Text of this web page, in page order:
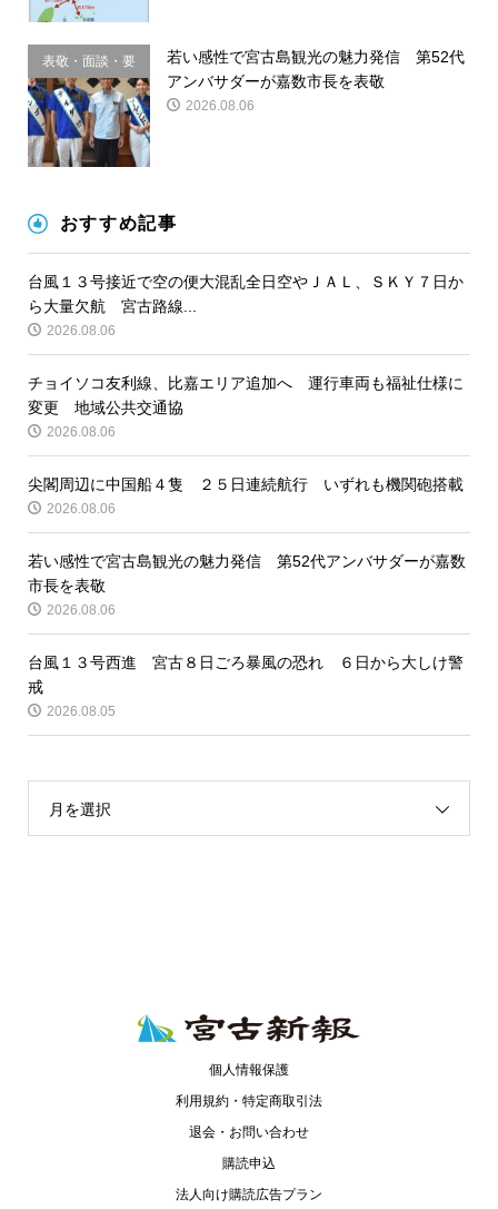
表敬・面談・要
請
若い感性で宮古島観光の魅力発信 第52代
アンバサダーが嘉数市長を表敬
2026.08.06
おすすめ記事
台風１３号接近で空の便大混乱全日空やＪＡＬ、ＳＫＹ７日か
ら大量欠航 宮古路線...
2026.08.06
チョイソコ友利線、比嘉エリア追加へ 運行車両も福祉仕様に
変更 地域公共交通協
2026.08.06
尖閣周辺に中国船４隻 ２５日連続航行 いずれも機関砲搭載
2026.08.06
若い感性で宮古島観光の魅力発信 第52代アンバサダーが嘉数
市長を表敬
2026.08.06
台風１３号西進 宮古８日ごろ暴風の恐れ ６日から大しけ警
戒
2026.08.05
月を選択
個人情報保護
利用規約・特定商取引法
退会・お問い合わせ
購読申込
法人向け購読広告プラン